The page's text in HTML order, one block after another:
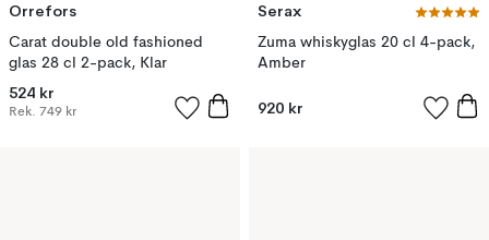
Orrefors
Carat double old fashioned
glas 28 cl 2-pack, Klar
524 kr
Rek. 749 kr
Serax
Zuma whiskyglas 20 cl 4-pack,
Amber
920 kr